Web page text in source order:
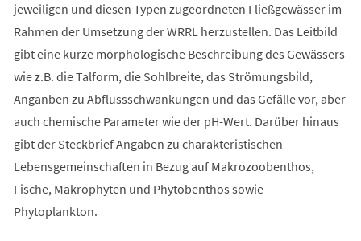
jeweiligen und diesen Typen zugeordneten Fließgewässer im
Rahmen der Umsetzung der WRRL herzustellen. Das Leitbild
gibt eine kurze morphologische Beschreibung des Gewässers
wie z.B. die Talform, die Sohlbreite, das Strömungsbild,
Anganben zu Abflussschwankungen und das Gefälle vor, aber
auch chemische Parameter wie der pH-Wert. Darüber hinaus
gibt der Steckbrief Angaben zu charakteristischen
Lebensgemeinschaften in Bezug auf Makrozoobenthos,
Fische, Makrophyten und Phytobenthos sowie
Phytoplankton.